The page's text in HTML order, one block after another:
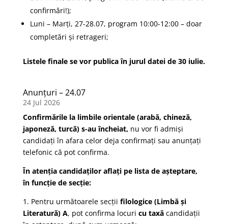
confirmări!);
Luni – Marți, 27-28.07, program 10:00-12:00 – doar
completări și retrageri;
Listele finale se vor publica în jurul datei de 30 iulie.
Anunțuri – 24.07
24 Jul 2026
Confirmările la limbile orientale (arabă, chineză,
japoneză, turcă) s-au încheiat, nu vor fi admiși
candidați în afara celor deja confirmați sau anunțați
telefonic că pot confirma.
În atenția candidaților aflați pe lista de așteptare,
în funcție de secție:
1. Pentru următoarele secții filologice (Limbă și
Literatură) A, pot confirma locuri cu taxăcandidații